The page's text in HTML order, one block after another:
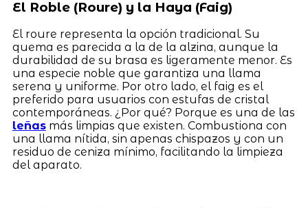
El Roble (Roure) y la Haya (Faig)
El roure representa la opción tradicional. Su
quema es parecida a la de la alzina, aunque la
durabilidad de su brasa es ligeramente menor. Es
una especie noble que garantiza una llama
serena y uniforme. Por otro lado, el faig es el
preferido para usuarios con estufas de cristal
contemporáneas. ¿Por qué? Porque es una de las
leñasmás limpias que existen. Combustiona con
una llama nítida, sin apenas chispazos y con un
residuo de ceniza mínimo, facilitando la limpieza
del aparato.